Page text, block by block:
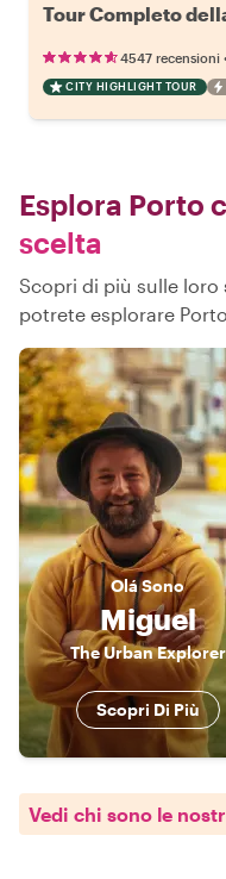
Tour Completo
4547 recensioni
CITY HIGHLIGHT TOUR
Esplora Porto
scelta
Scopri di più sulle
potrete esplorare
Olá Sono
Miguel
The Urban Explorer
Scopri Di Più
Vedi chi sono le